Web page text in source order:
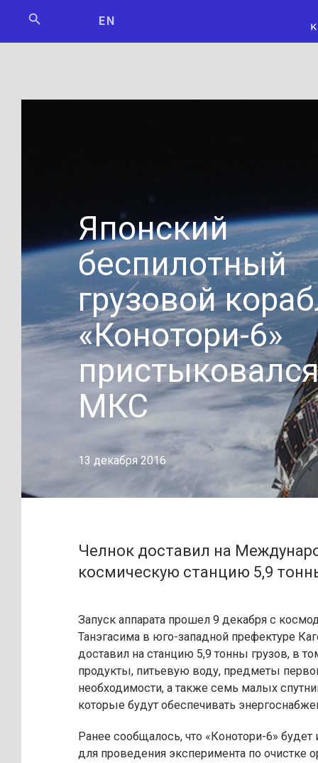
EN
Японский
беспилотный
грузовой
«Конотори-6»
МКС
13 декабря 2016
Челнок доставил на
космическую станцию 5,9
Запуск аппарата прошел 9 декабря с
Танэгасима в юго-западной префектуре
доставил на станцию 5,9 тонны грузов, в
продукты, питьевую воду, предметы
необходимости, а также семь малых
которые будут обеспечивать
Ранее сообщалось, что «Конотори-6» будет
для проведения эксперимента по очистке